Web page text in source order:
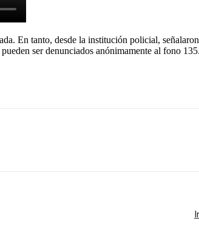
En tanto, desde la institución policial,
ser denunciados anónimamente al fono 135.